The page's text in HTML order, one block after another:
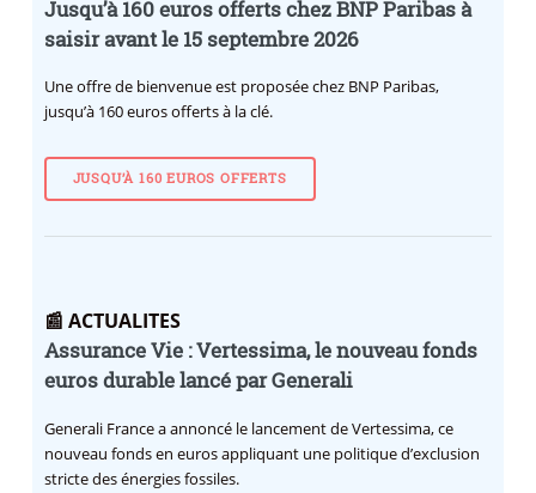
Jusqu’à 160 euros offerts chez BNP Paribas à
saisir avant le 15 septembre 2026
Une offre de bienvenue est proposée chez BNP Paribas,
jusqu’à 160 euros offerts à la clé.
JUSQU’À 160 EUROS OFFERTS
📰 ACTUALITES
Assurance Vie : Vertessima, le nouveau fonds
euros durable lancé par Generali
Generali France a annoncé le lancement de Vertessima, ce
nouveau fonds en euros appliquant une politique d’exclusion
stricte des énergies fossiles.